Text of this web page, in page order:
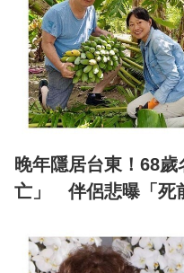
晚年隱居台東！68
亡」 伴侶悲曝「死